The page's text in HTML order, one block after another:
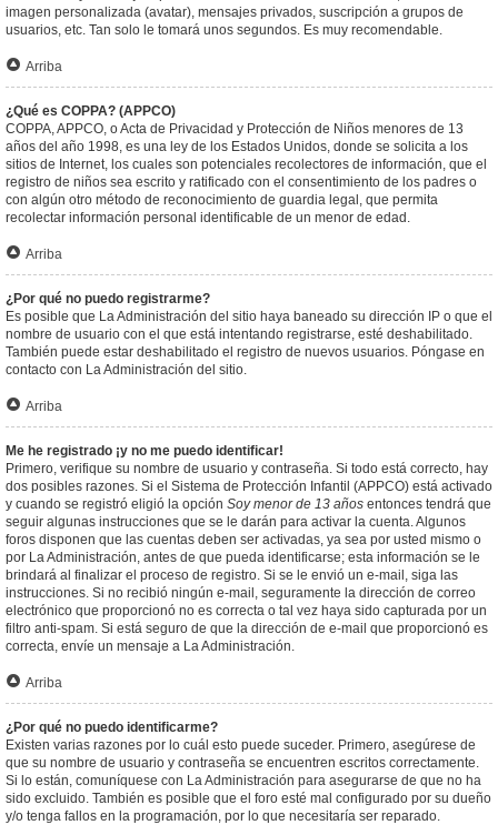
imagen personalizada (avatar), mensajes privados, suscripción a grupos de
usuarios, etc. Tan solo le tomará unos segundos. Es muy recomendable.
Arriba
¿Qué es COPPA? (APPCO)
COPPA, APPCO, o Acta de Privacidad y Protección de Niños menores de 13
años del año 1998, es una ley de los Estados Unidos, donde se solicita a los
sitios de Internet, los cuales son potenciales recolectores de información, que el
registro de niños sea escrito y ratificado con el consentimiento de los padres o
con algún otro método de reconocimiento de guardia legal, que permita
recolectar información personal identificable de un menor de edad.
Arriba
¿Por qué no puedo registrarme?
Es posible que La Administración del sitio haya baneado su dirección IP o que el
nombre de usuario con el que está intentando registrarse, esté deshabilitado.
También puede estar deshabilitado el registro de nuevos usuarios. Póngase en
contacto con La Administración del sitio.
Arriba
Me he registrado ¡y no me puedo identificar!
Primero, verifique su nombre de usuario y contraseña. Si todo está correcto, hay
dos posibles razones. Si el Sistema de Protección Infantil (APPCO) está activado
y cuando se registró eligió la opción Soy menor de 13 años entonces tendrá que
seguir algunas instrucciones que se le darán para activar la cuenta. Algunos
foros disponen que las cuentas deben ser activadas, ya sea por usted mismo o
por La Administración, antes de que pueda identificarse; esta información se le
brindará al finalizar el proceso de registro. Si se le envió un e-mail, siga las
instrucciones. Si no recibió ningún e-mail, seguramente la dirección de correo
electrónico que proporcionó no es correcta o tal vez haya sido capturada por un
filtro anti-spam. Si está seguro de que la dirección de e-mail que proporcionó es
correcta, envíe un mensaje a La Administración.
Arriba
¿Por qué no puedo identificarme?
Existen varias razones por lo cuál esto puede suceder. Primero, asegúrese de
que su nombre de usuario y contraseña se encuentren escritos correctamente.
Si lo están, comuníquese con La Administración para asegurarse de que no ha
sido excluido. También es posible que el foro esté mal configurado por su dueño
y/o tenga fallos en la programación, por lo que necesitaría ser reparado.